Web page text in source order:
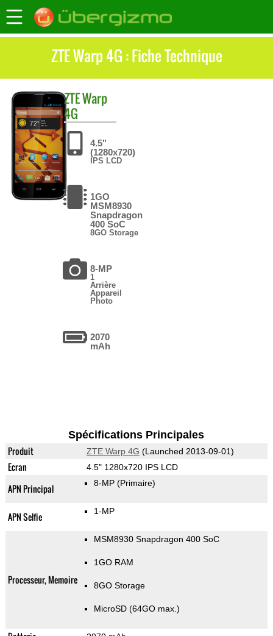
ZTE Warp 4G : Fiche Technique
ZTEWarp
4G
4.5"
(1280x720)
IPS LCD
1GO
MSM8930
Snapdragon
400 SoC
8GO Storage
8-MP
1
Arrière
Appareil
Photo
2070
mAh
Spécifications Principales
Produit ZTE Warp 4G (Launched 2013-09-01)
Ecran 4.5" 1280x720 IPS LCD
APN Principal 8-MP (Primaire)
APN Selfie 1-MP
Processeur, Memoire
MSM8930 Snapdragon 400 SoC
1GO RAM
8GO Storage
MicroSD (64GO max.)